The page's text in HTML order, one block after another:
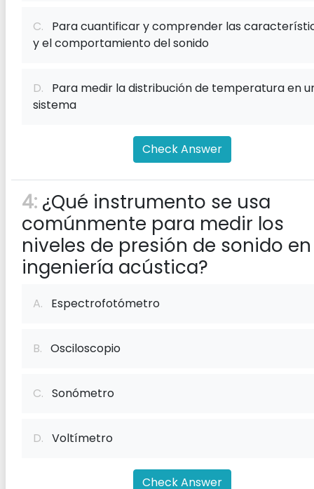
C. Para cuantificar y comprender las
y el comportamiento del sonido
D. Para medir la distribución de temperatura en
sistema
Check Answer
4: ¿Qué instrumento se usa
comúnmente para medir los
niveles de presión de sonido
ingeniería acústica?
A. Espectrofotómetro
B. Osciloscopio
C. Sonómetro
D. Voltímetro
Check Answer